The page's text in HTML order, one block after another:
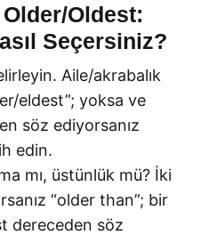
Oldest:
Seçersiniz?
Aile/akrabalık
eldest”; yoksa ve
söz ediyorsanız
edin.
mı, üstünlük mü? İki
“older than”; bir
dereceden söz